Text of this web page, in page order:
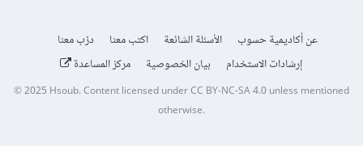
عن أكاديمية حسوب الأسئلة الشائعة اكتب معنا
درّب معنا
إرشادات الاستخدام
بيان الخصوصية مركز المساعدة
© 2025Hsoub.Content licensed underCC BY-NC-SA 4.0unless mentioned
otherwise.